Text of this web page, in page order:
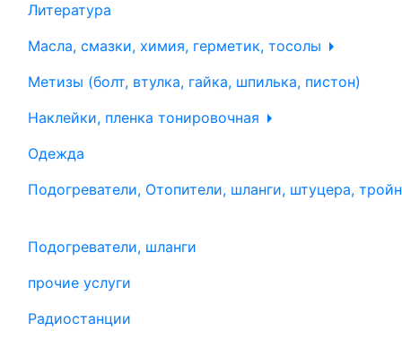
Литература
Масла, смазки, химия, герметик, тосолы
Метизы (болт, втулка, гайка, шпилька, пистон)
Наклейки, пленка тонировочная
Одежда
Подогреватели, Отопители, шланги, штуцера,
Подогреватели, шланги
прочие услуги
Радиостанции